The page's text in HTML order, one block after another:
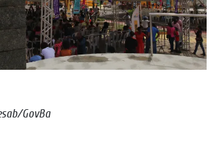
GovBa